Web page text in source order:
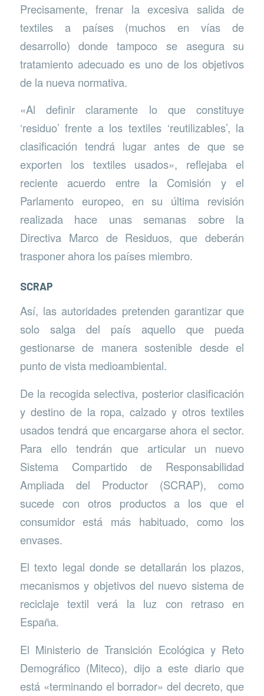
Precisamente, frenar la excesiva salida de
textiles a países (muchos en vías de
desarrollo) donde tampoco se asegura su
tratamiento adecuado es uno de los objetivos
de la nueva normativa.
«Al definir claramente lo que constituye
‘residuo’ frente a los textiles ‘reutilizables’, la
clasificación tendrá lugar antes de que se
exporten los textiles usados», reflejaba el
reciente acuerdo entre la Comisión y el
Parlamento europeo, en su última revisión
realizada hace unas semanas sobre la
Directiva Marco de Residuos, que deberán
trasponer ahora los países miembro.
SCRAP
Así, las autoridades pretenden garantizar que
solo salga del país aquello que pueda
gestionarse de manera sostenible desde el
punto de vista medioambiental.
De la recogida selectiva, posterior clasificación
y destino de la ropa, calzado y otros textiles
usados tendrá que encargarse ahora el sector.
Para ello tendrán que articular un nuevo
Sistema Compartido de Responsabilidad
Ampliada del Productor (SCRAP), como
sucede con otros productos a los que el
consumidor está más habituado, como los
envases.
El texto legal donde se detallarán los plazos,
mecanismos y objetivos del nuevo sistema de
reciclaje textil verá la luz con retraso en
España.
El Ministerio de Transición Ecológica y Reto
Demográfico (Miteco), dijo a este diario que
está «terminando el borrador» del decreto, que